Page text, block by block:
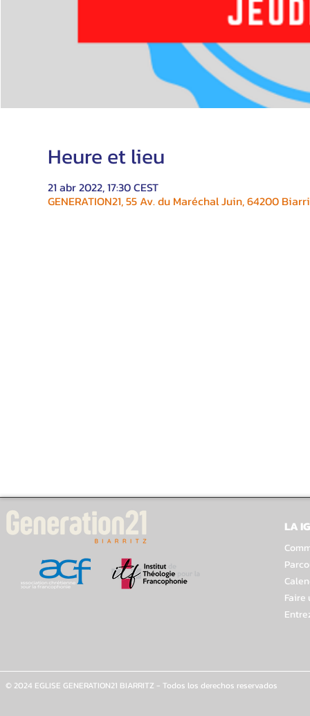
Heure et lieu
21 abr 2022, 17:30 CEST
GENERATION21, 55 Av. du Maréchal Juin, 64200
LA
Faire
© 2024 EGLISE GENERATION21 BIARRITZ - Todos los derechos reservados